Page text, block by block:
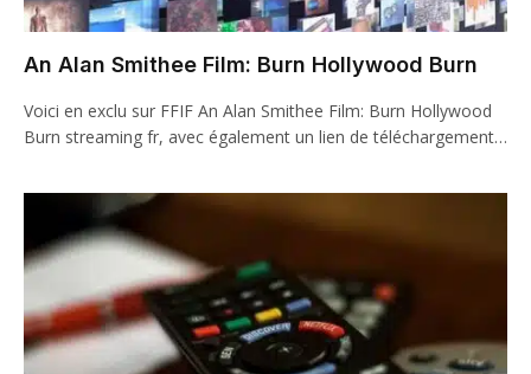
An Alan Smithee Film: Burn Hollywood Burn
Voici en exclu sur FFIF An Alan Smithee Film: Burn Hollywood
Burn streaming fr, avec également un lien de téléchargement…